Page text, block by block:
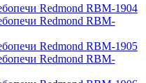
Redmond RBM-1904
Redmond RBM-
Redmond RBM-1905
Redmond RBM-